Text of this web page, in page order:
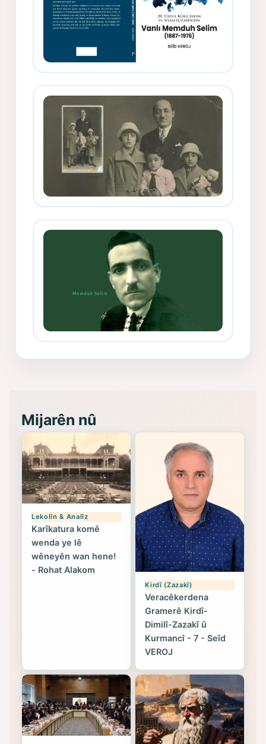
(Hoybun)’un Kuruluş Çalışmaları- 8
Mijarên nû
Lekolîn & Analîz
Karîkatura komê
wenda ye lê
wêneyên wan hene!
- Rohat Alakom
Kirdî (Zazakî)
Veracêkerdena
Gramerê Kirdî-
Dimilî-Zazakî û
Kurmancî - 7 - Seîd
VEROJ